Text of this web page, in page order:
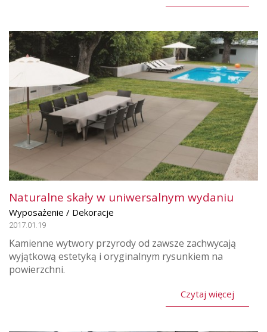
Naturalne skały w uniwersalnym wydaniu
Wyposażenie / Dekoracje
2017.01.19
Kamienne wytwory przyrody od zawsze zachwycają
wyjątkową estetyką i oryginalnym rysunkiem na
powierzchni.
Czytaj więcej